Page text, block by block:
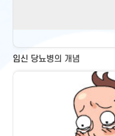
임신 당뇨병의 개념